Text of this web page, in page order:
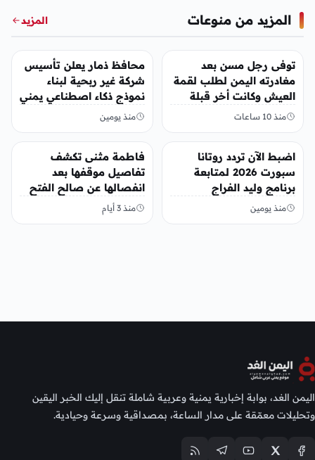
المزيد من منوعات المزيد
منوعات
توفى رجل مسن بعد
مغادرته اليمن لطلب لقمة
العيش وكانت أخر قبلة
يقدمها لإبنته
منذ 10 ساعات
منوعات
محافظ ذمار يعلن تأسيس
شركة غير ربحية لبناء
نموذج ذكاء اصطناعي يمني
منذ يومين
منوعات
اضبط الآن تردد روتانا
سبورت 2026 لمتابعة
برنامج وليد الفراج
منذ يومين
منوعات
فاطمة مثنى تكشف
تفاصيل موقفها بعد
انفصالها عن صالح الفتح
منذ 3 أيام
اليمن الغد، بوابة إخبارية يمنية وعربية شاملة تنقل إليك الخبر اليقين
وتحليلات معمّقة على مدار الساعة، بمصداقية وسرعة وحيادية.